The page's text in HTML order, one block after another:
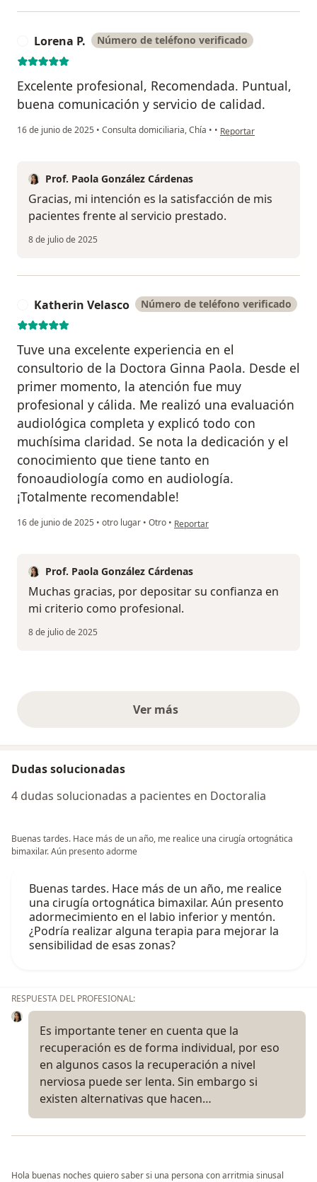
Lorena P. Número de teléfono verificado
Excelente profesional, Recomendada. Puntual,
buena comunicación y servicio de calidad.
16 de junio de 2025 • Consulta domiciliaria, Chía • • en opinión del usuario
Reportar
Prof. Paola González Cárdenas
Gracias, mi intención es la satisfacción de mis
pacientes frente al servicio prestado.
8 de julio de 2025
Katherin Velasco Número de teléfono verificado
Tuve una excelente experiencia en el
consultorio de la Doctora Ginna Paola. Desde el
primer momento, la atención fue muy
profesional y cálida. Me realizó una evaluación
audiológica completa y explicó todo con
muchísima claridad. Se nota la dedicación y el
conocimiento que tiene tanto en
fonoaudiología como en audiología.
¡Totalmente recomendable!
16 de junio de 2025 • otro lugar • Otro • en opinión del usuario Katherin
Reportar
Prof. Paola González Cárdenas
Muchas gracias, por depositar su confianza en
mi criterio como profesional.
8 de julio de 2025
Ver másopiniones anteriores
Dudas solucionadas
4 dudas solucionadas a pacientes en Doctoralia
Buenas tardes. Hace más de un año, me realice una cirugía ortognática
bimaxilar. Aún presento adorme
Buenas tardes. Hace más de un año, me realice
una cirugía ortognática bimaxilar. Aún presento
adormecimiento en el labio inferior y mentón.
¿Podría realizar alguna terapia para mejorar la
sensibilidad de esas zonas?
RESPUESTA DEL PROFESIONAL:
Es importante tener en cuenta que la
recuperación es de forma individual, por eso
en algunos casos la recuperación a nivel
nerviosa puede ser lenta. Sin embargo si
existen alternativas que hacen…
Hola buenas noches quiero saber si una persona con arritmia sinusal